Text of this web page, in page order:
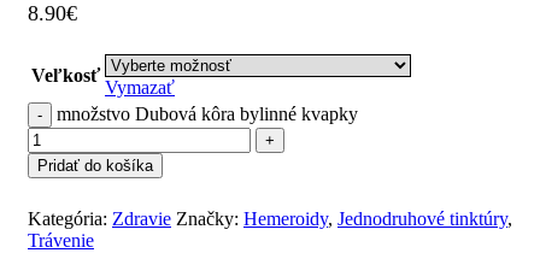
8.90€
Veľkosť
Vymazať
množstvo Dubová kôra bylinné kvapky
Pridať do košíka
Kategória: Zdravie Značky: Hemeroidy, Jednodruhové tinktúry,
Trávenie